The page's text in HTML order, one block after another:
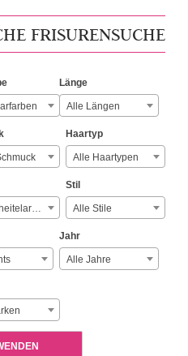
FRISURENSUCHE
Länge
Alle Längen
Haartyp
Alle Haartypen
Alle Scheitelarten
Stil
Alle Stile
Jahr
Alle Jahre